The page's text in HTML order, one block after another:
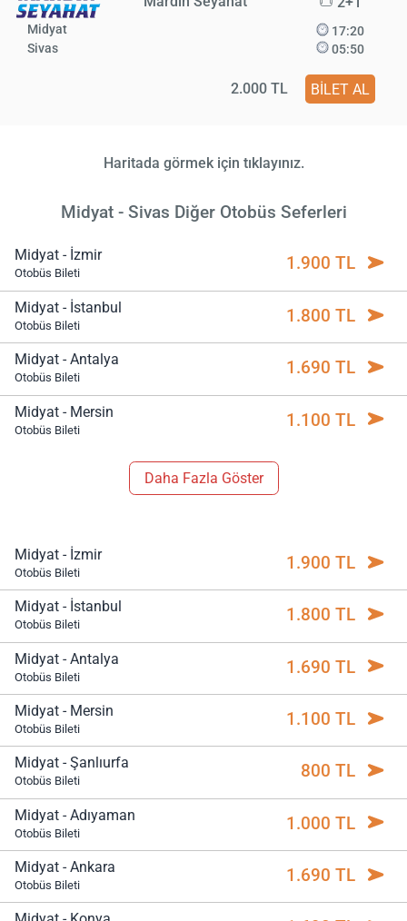
Midyat
Sivas
17:20
05:50
2.000 TL BİLET AL
Haritada görmek için tıklayınız.
Midyat - Sivas Diğer Otobüs Seferleri
Midyat - İzmir
Otobüs Bileti 1.900 TL
Midyat - İstanbul
Otobüs Bileti 1.800 TL
Midyat - Antalya
Otobüs Bileti 1.690 TL
Midyat - Mersin
Otobüs Bileti 1.100 TL
Daha Fazla Göster
Midyat - İzmir
Otobüs Bileti 1.900 TL
Midyat - İstanbul
Otobüs Bileti 1.800 TL
Midyat - Antalya
Otobüs Bileti 1.690 TL
Midyat - Mersin
Otobüs Bileti 1.100 TL
Midyat - Şanlıurfa
Otobüs Bileti 800 TL
Midyat - Adıyaman
Otobüs Bileti 1.000 TL
Midyat - Ankara
Otobüs Bileti 1.690 TL